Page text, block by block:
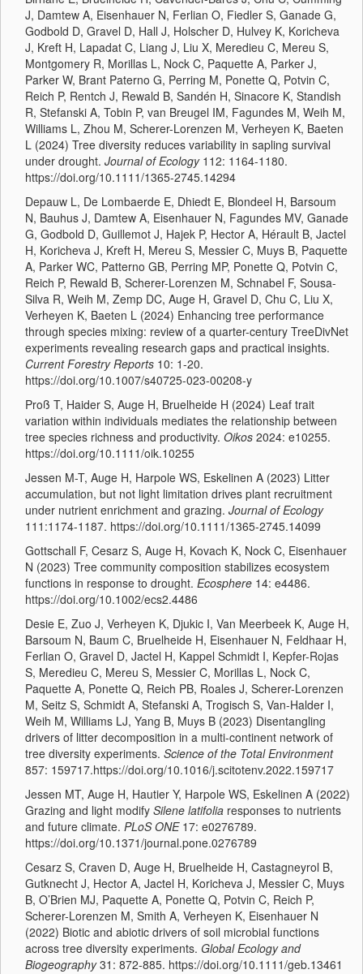
J, Damtew A, Eisenhauer N, Ferlian O, Fiedler S, Ganade G,
Godbold D, Gravel D, Hall J, Holscher D, Hulvey K, Koricheva
J, Kreft H, Lapadat C, Liang J, Liu X, Meredieu C, Mereu S,
Montgomery R, Morillas L, Nock C, Paquette A, Parker J,
Parker W, Brant Paterno G, Perring M, Ponette Q, Potvin C,
Reich P, Rentch J, Rewald B, Sandén H, Sinacore K, Standish
R, Stefanski A, Tobin P, van Breugel IM, Fagundes M, Weih M,
Williams L, Zhou M, Scherer-Lorenzen M, Verheyen K, Baeten
L (2024) Tree diversity reduces variability in sapling survival
under drought. Journal of Ecology112: 1164-1180.
https://doi.org/10.1111/1365-2745.14294
Depauw L, De Lombaerde E, Dhiedt E, Blondeel H, Barsoum
N, Bauhus J, Damtew A, Eisenhauer N, Fagundes MV, Ganade
G, Godbold D, Guillemot J, Hajek P, Hector A, Hérault B, Jactel
H, Koricheva J, Kreft H, Mereu S, Messier C, Muys B, Paquette
A, Parker WC, Patterno GB, Perring MP, Ponette Q, Potvin C,
Reich P, Rewald B, Scherer-Lorenzen M, Schnabel F, Sousa-
Silva R, Weih M, Zemp DC, Auge H, Gravel D, Chu C, Liu X,
Verheyen K, Baeten L (2024) Enhancing tree performance
through species mixing: review of a quarter-century TreeDivNet
experiments revealing research gaps and practical insights.
Current Forestry Reports 10: 1-20.
https://doi.org/10.1007/s40725-023-00208-y
Proß T, Haider S, Auge H, Bruelheide H (2024) Leaf trait
variation within individuals mediates the relationship between
tree species richness and productivity. Oikos 2024: e10255.
https://doi.org/10.1111/oik.10255
Jessen M-T, Auge H, Harpole WS, Eskelinen A (2023) Litter
accumulation, but not light limitation drives plant recruitment
under nutrient enrichment and grazing. Journal of Ecology
111:1174-1187. https://doi.org/10.1111/1365-2745.14099
Gottschall F, Cesarz S, Auge H, Kovach K, Nock C, Eisenhauer
N (2023) Tree community composition stabilizes ecosystem
functions in response to drought. Ecosphere 14: e4486.
https://doi.org/10.1002/ecs2.4486
Desie E, Zuo J, Verheyen K, Djukic I, Van Meerbeek K, Auge H,
Barsoum N, Baum C, Bruelheide H, Eisenhauer N, Feldhaar H,
Ferlian O, Gravel D, Jactel H, Kappel Schmidt I, Kepfer-Rojas
S, Meredieu C, Mereu S, Messier C, Morillas L, Nock C,
Paquette A, Ponette Q, Reich PB, Roales J, Scherer-Lorenzen
M, Seitz S, Schmidt A, Stefanski A, Trogisch S, Van-Halder I,
Weih M, Williams LJ, Yang B, Muys B (2023) Disentangling
drivers of litter decomposition in a multi-continent network of
tree diversity experiments. Science of the Total Environment
857: 159717.https://doi.org/10.1016/j.scitotenv.2022.159717
Jessen MT, Auge H, Hautier Y, Harpole WS, Eskelinen A (2022)
Grazing and light modify Silene latifolia responses to nutrients
and future climate. PLoS ONE17: e0276789.
https://doi.org/10.1371/journal.pone.0276789
Cesarz S, Craven D, Auge H, Bruelheide H, Castagneyrol B,
Gutknecht J, Hector A, Jactel H, Koricheva J, Messier C, Muys
B, O’Brien MJ, Paquette A, Ponette Q, Potvin C, Reich P,
Scherer-Lorenzen M, Smith A, Verheyen K, Eisenhauer N
(2022) Biotic and abiotic drivers of soil microbial functions
across tree diversity experiments. Global Ecology and
Biogeography31: 872-885. https://doi.org/10.1111/geb.13461